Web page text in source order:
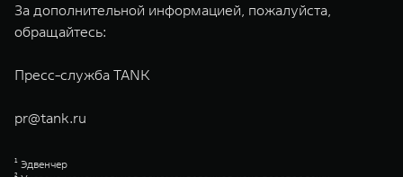
За дополнительной информацией, пожалуйста,
обращайтесь:
Пресс-служба TANK
pr@tank.ru
¹ Эдвенчер